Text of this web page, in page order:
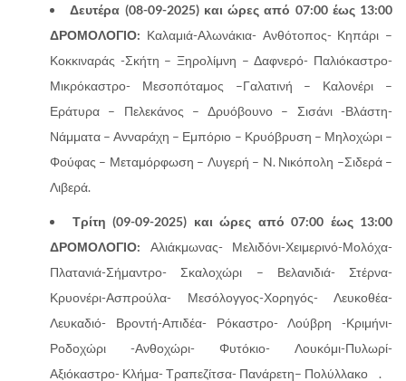
Δευτέρα (08-09-2025) και ώρες από 07:00 έως 13:00
ΔΡΟΜΟΛΟΓΙΟ: Καλαμιά-Αλωνάκια- Ανθότοπος- Κηπάρι –
Κοκκιναράς -Σκήτη – Ξηρολίμνη – Δαφνερό- Παλιόκαστρο-
Μικρόκαστρο- Μεσοπόταμος –Γαλατινή – Καλονέρι –
Εράτυρα – Πελεκάνος – Δρυόβουνο – Σισάνι -Βλάστη-
Νάμματα – Ανναράχη – Εμπόριο – Κρυόβρυση – Μηλοχώρι –
Φούφας – Μεταμόρφωση – Λυγερή – N. Νικόπολη –Σιδερά –
Λιβερά.
Τρίτη (09-09-2025) και ώρες από 07:00 έως 13:00
ΔΡΟΜΟΛΟΓΙΟ: Αλιάκμωνας- Μελιδόνι-Χειμερινό-Μολόχα-
Πλατανιά-Σήμαντρο- Σκαλοχώρι – Βελανιδιά- Στέρνα-
Κρυονέρι-Ασπρούλα- Μεσόλογγος-Χορηγός- Λευκοθέα-
Λευκαδιό- Βροντή-Απιδέα- Ρόκαστρο- Λούβρη -Κριμήνι-
Ροδοχώρι -Ανθοχώρι- Φυτόκιο- Λουκόμι-Πυλωρί-
Αξιόκαστρο- Κλήμα- Τραπεζίτσα- Πανάρετη– Πολύλλακο .